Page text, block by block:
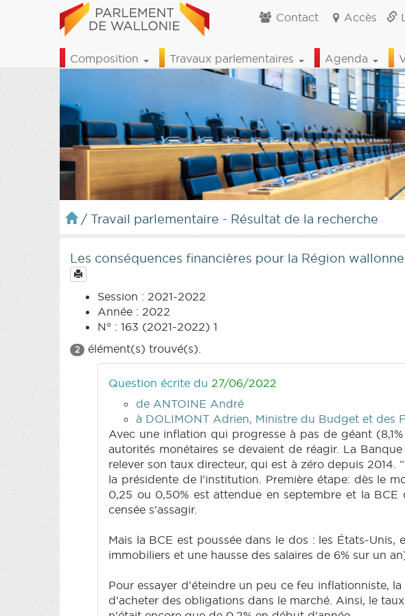
Contact Accès
Composition Travaux parlementaires Agenda
/ Travail parlementaire - Résultat de la recherche
Les conséquences financières pour la Région
Session : 2021-2022
Année : 2022
N° : 163 (2021-2022) 1
2 élément(s) trouvé(s).
Question écrite du 27/06/2022
de ANTOINE André
à DOLIMONT Adrien, Ministre du Budget et des
Avec une inflation qui progresse à pas de géant
autorités monétaires se devaient de réagir. La
relever son taux directeur, qui est à zéro depuis 2014.
la présidente de l'institution. Première étape: dès le
0,25 ou 0,50% est attendue en septembre et la
censée s'assagir.
Mais la BCE est poussée dans le dos : les États-
immobiliers et une hausse des salaires de 6% sur un
Pour essayer d'éteindre un peu ce feu inflationniste,
d'acheter des obligations dans le marché. Ainsi, le